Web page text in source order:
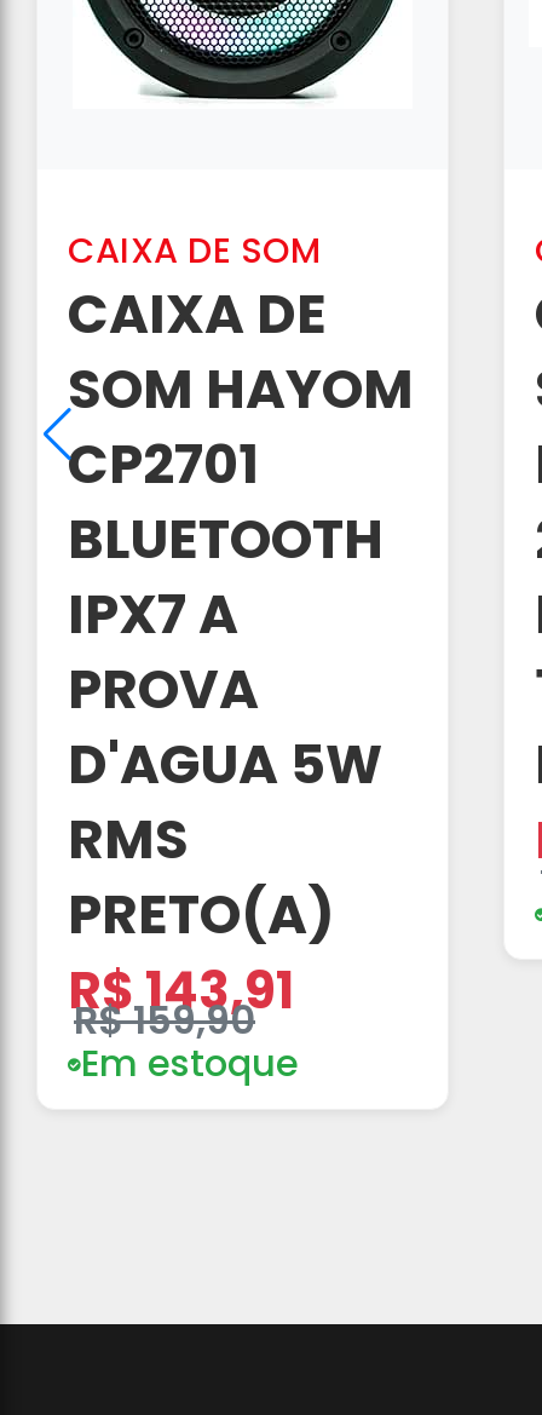
CAIXA DE SOM
CAIXA DE
SOM HAYOM
CP2701
BLUETOOTH
IPX7 A
PROVA
D'AGUA 5W
RMS
PRETO(A)
R$ 143,91
R$ 159,90
Em estoque